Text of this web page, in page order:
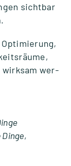
sicht­bar
wirk­sam wer­